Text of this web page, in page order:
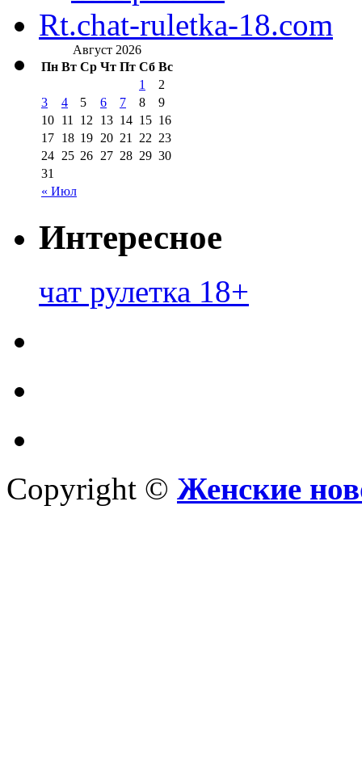
Rt.chat-ruletka-18.com
Август 2026
Пн Вт Ср Чт Пт Сб Вс
« Июл
1
2
3
4 5 6 7 8
9
10 11 12 13 14 15 16
17 18 19 20 21 22 23
24 25 26 27 28 29 30
31
Интересное
чат рулетка 18+
Copyright © Женские